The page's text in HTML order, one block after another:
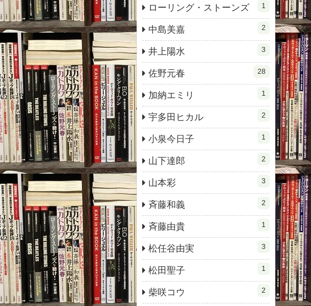
ローリング・ストーンズ 1
中島美嘉 2
井上陽水 3
佐野元春 28
加納エミリ 1
宇多田ヒカル 2
小泉今日子 1
山下達郎 2
山本彩 3
斉藤和義 2
斉藤由貴 1
松任谷由実 3
松田聖子 1
柴咲コウ 2